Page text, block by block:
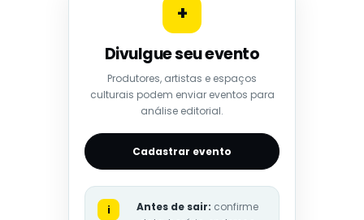
+
Divulgue seu evento
Produtores, artistas e espaços
culturais podem enviar eventos para
análise editorial.
Cadastrar evento
i Antes de sair: confirme